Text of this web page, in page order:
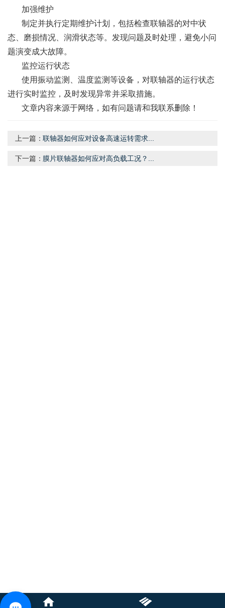
加强维护
制定并执行定期维护计划，包括检查联轴器的对中状
态、磨损情况、润滑状态等。发现问题及时处理，避免小问
题演变成大故障。
监控运行状态
使用振动监测、温度监测等设备，对联轴器的运行状态
进行实时监控，及时发现异常并采取措施。
文章内容来源于网络，如有问题请和我联系删除！
上一篇：联轴器如何应对设备高速运转需求...
下一篇： 膜片联轴器如何应对高负载工况？...